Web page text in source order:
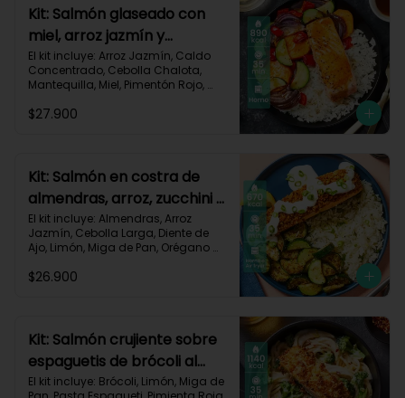
Carbohidratos 96g | Grasas 48g |
Proteínas 51g
Kit: Salmón glaseado con
miel, arroz jazmín y
vegetales horneados-121
El kit incluye: Arroz Jazmín, Caldo
Concentrado, Cebolla Chalota,
Mantequilla, Miel, Pimentón Rojo,
Zanahoria, Zucchini Verde, Receta
Proteínas 35g
$27.900
Kit: Salmón en costra de
almendras, arroz, zucchini y
salsa de limón-126
El kit incluye: Almendras, Arroz
Jazmín, Cebolla Larga, Diente de
Ajo, Limón, Miga de Pan, Orégano
congelado), Sour Cream, Zucchini
Proteínas 36g
$26.900
Kit: Salmón crujiente sobre
espaguetis de brócoli al
limón-122
El kit incluye: Brócoli, Limón, Miga de